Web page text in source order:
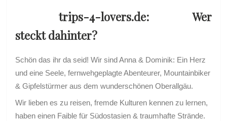
trips-4-lovers.de: Wer
steckt dahinter?
Schön das ihr da seid! Wir sind Anna & Dominik: Ein Herz
und eine Seele, fernwehgeplagte Abenteurer, Mountainbiker
& Gipfelstürmer aus dem wunderschönen Oberallgäu.
Wir lieben es zu reisen, fremde Kulturen kennen zu lernen,
haben einen Faible für Südostasien & traumhafte Strände.